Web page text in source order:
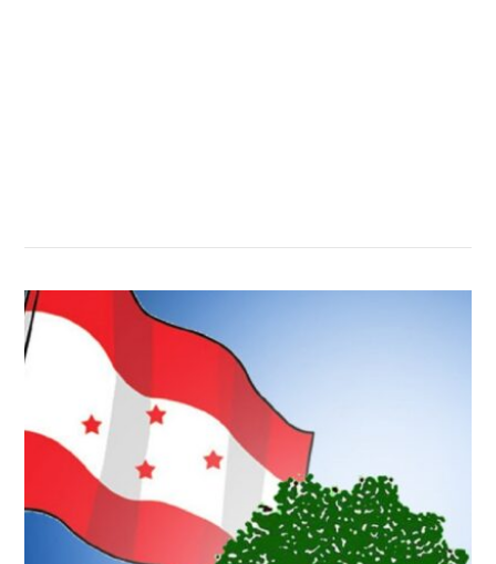
,